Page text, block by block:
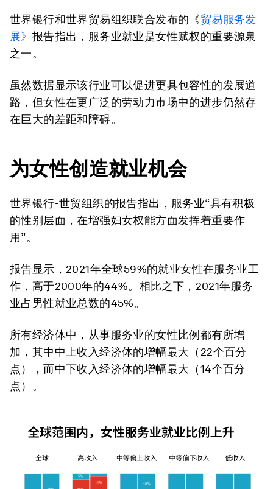
世界银行和世界贸易组织联合发布的《贸易服务发
展》 报告指出，服务业就业是女性赋权的重要源泉
之一。
虽然数据显示该行业可以促进更具包容性的发展道
路，但女性在更广泛的劳动力市场中的进步仍然存
在巨大的差距和障碍。
为女性创造就业机会
世界银行-世贸组织的报告指出，服务业“具有积极
的性别层面，在增强妇女权能方面发挥着重要作
用”。
报告显示，2021年全球59%的就业女性在服务业工
作，高于2000年的44%。相比之下，2021年服务
业占男性就业总数的45%。
所有经济体中，从事服务业的女性比例都有所增
加，其中中上收入经济体的增幅最大（22个百分
点），而中下收入经济体的增幅最大（14个百分
点）。